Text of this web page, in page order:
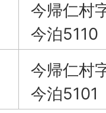
今帰仁村
今泊5110
今帰仁村
今泊5101